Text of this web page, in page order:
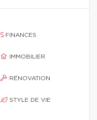
FINANCES
IMMOBILIER
RÉNOVATION
STYLE DE VIE